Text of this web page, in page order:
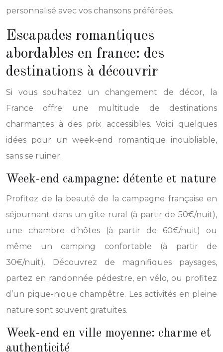
personnalisé avec vos chansons préférées.
Escapades romantiques
abordables en france: des
destinations à découvrir
Si vous souhaitez un changement de décor, la
France offre une multitude de destinations
charmantes à des prix accessibles. Voici quelques
idées pour un week-end romantique inoubliable,
sans se ruiner.
Week-end campagne: détente et nature
Profitez de la beauté de la campagne française en
séjournant dans un gîte rural (à partir de 50€/nuit),
une chambre d’hôtes (à partir de 60€/nuit) ou
même un camping confortable (à partir de
30€/nuit). Découvrez de magnifiques paysages,
partez en randonnée pédestre, en vélo, ou profitez
d’un pique-nique champêtre. Les activités en pleine
nature sont souvent gratuites.
Week-end en ville moyenne: charme et
authenticité